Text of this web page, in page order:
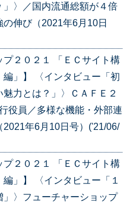
」〉／国内流通総額が４倍
伸び（2021年6月10日
プ２０２１ 「ＥＣサイト構
」】 〈インタビュー「初
力とは？」〉ＣＡＦＥ２
役員／多様な機能・外部連
年6月10日号）('21/06/
プ２０２１ 「ＥＣサイト構
」】 〈インタビュー「１
〉フューチャーショップ